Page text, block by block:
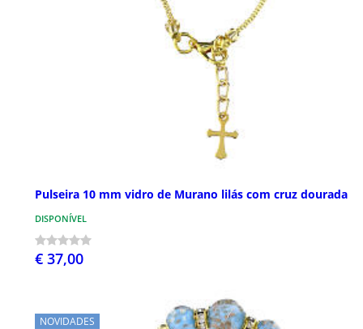
Pulseira 10 mm vidro de Murano lilás com cruz dourada
DISPONÍVEL
€ 37,00
NOVIDADES